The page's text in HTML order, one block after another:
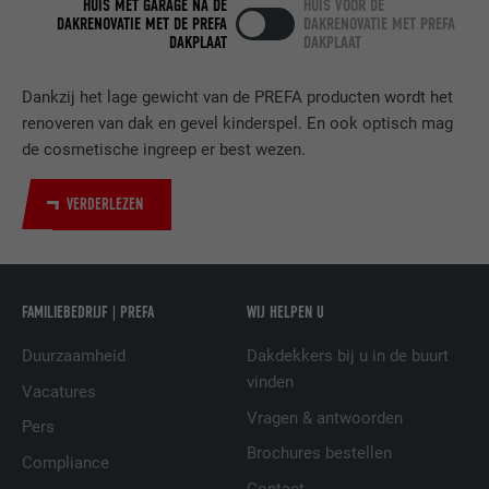
Dankzij het lage gewicht van de PREFA producten wordt het
renoveren van dak en gevel kinderspel. En ook optisch mag
de cosmetische ingreep er best wezen.
VERDERLEZEN
HUIS MET GARAGE NA DE
DAKRENOVATIE MET DE PREFA
DAKPLAAT
HUIS VOOR DE
DAKRENOVATIE MET PREFA
DAKPLAAT
FAMILIEBEDRIJF | PREFA
Duurzaamheid
Vacatures
Pers
Compliance
WIJ HELPEN U
Dakdekkers bij u in de buurt
vinden
Vragen & antwoorden
Brochures bestellen
DOEL
LinkedIn voor het volgen van het gebruik
van ingebedde diensten.
NAAM bscookie
Gebruikt door de socialnetworking-dienst
van ingebedde diensten.
NAAM UserMatchHistory